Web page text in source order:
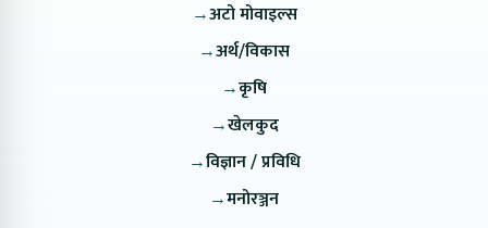
→अटो मोवाइल्स
→अर्थ/विकास
→कृषि
→खेलकुद
→विज्ञान / प्रविधि
→मनोरञ्जन